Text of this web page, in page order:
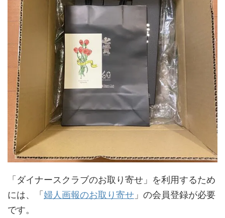
「ダイナースクラブのお取り寄せ」を利用するため
には、「 婦人画報のお取り寄せ 」の会員登録が必要
です。